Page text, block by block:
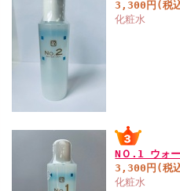
3,300円(税
化粧水
NＯ.1 ウォ
3,300円(税
化粧水